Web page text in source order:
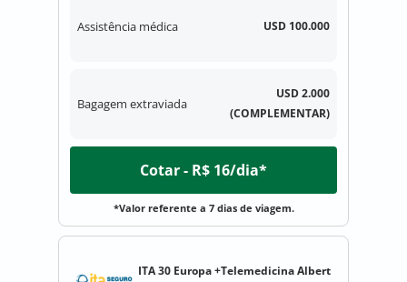
Assistência médica USD 100.000
Bagagem extraviada
USD 2.000
(COMPLEMENTAR)
Cotar - R$ 16/dia*
*Valor referente a 7 dias de viagem.
ITA 30 Europa +Telemedicina Albert